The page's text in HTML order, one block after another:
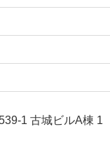
1 古城ビルA棟 1